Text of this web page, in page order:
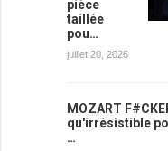
pièce
taillée
pou…
juillet 20, 2026
MOZART
qu'irrésistible
…